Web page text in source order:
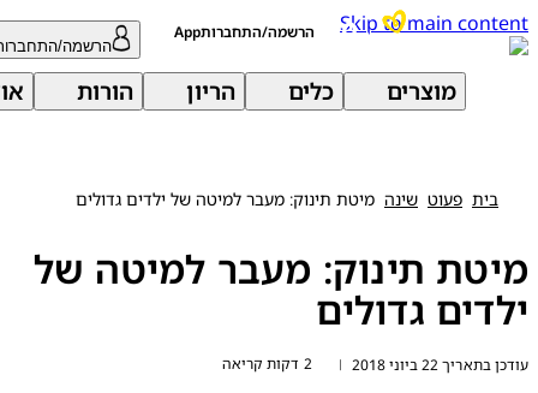
Skip to main הרשמה/התחברותApp
הרשמה/התחברות
מוצרים כלים הריון הורות
פעוט שינה מיטת תינוק: מעבר למיטה של ילדים גדולים
תינוק: מעבר למיטה של
גדולים
22 ביוני 2018 |